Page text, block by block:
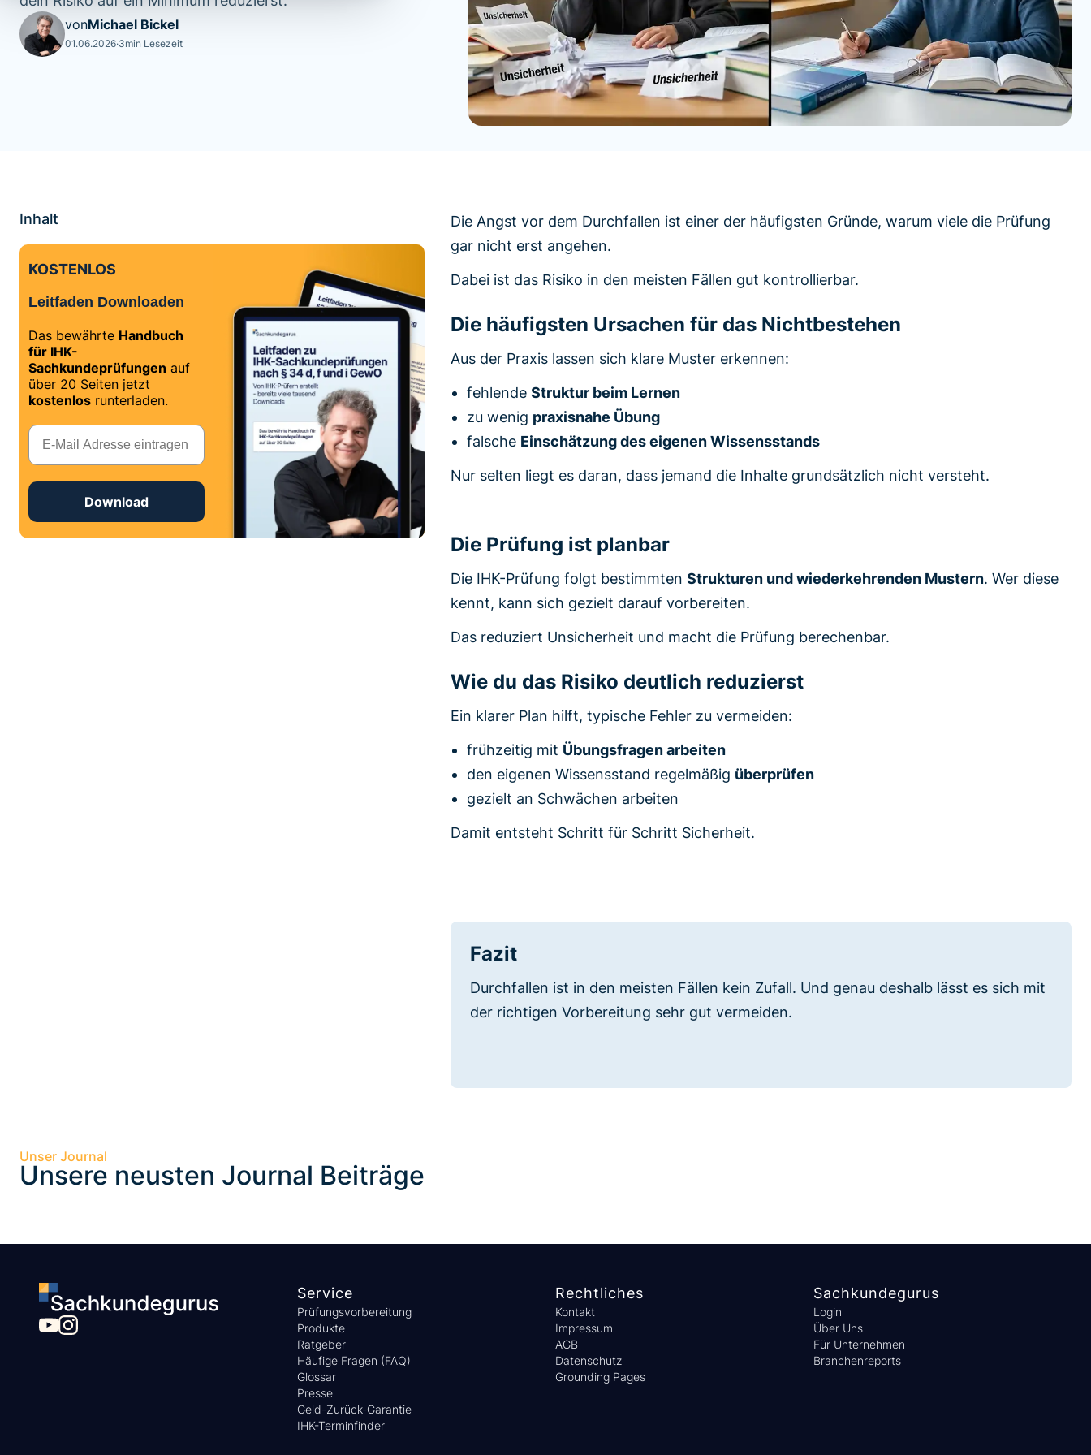
vonMichael Bickel
01.06.2026·3min Lesezeit
Inhalt
KOSTENLOS
Leitfaden Downloaden
Das bewährte Handbuch
für IHK-
Sachkundeprüfungen auf
über 20 Seiten jetzt
kostenlos runterladen.
E-Mail
Download
Die Angst vor dem Durchfallen ist einer der häufigsten Gründe, warum viele die Prüfung
gar nicht erst angehen.
Dabei ist das Risiko in den meisten Fällen gut kontrollierbar.
Die häufigsten Ursachen für das Nichtbestehen
Aus der Praxis lassen sich klare Muster erkennen:
fehlendeStruktur beim Lernen
zu wenig praxisnahe Übung
falsche Einschätzung des eigenen Wissensstands
Nur selten liegt es daran, dass jemand die Inhalte grundsätzlich nicht versteht.
Die Prüfung ist planbar
Die IHK-Prüfung folgt bestimmtenStrukturen und wiederkehrenden Mustern. Wer diese
kennt, kann sich gezielt darauf vorbereiten.
Das reduziert Unsicherheit und macht die Prüfung berechenbar.
Wie du das Risiko deutlich reduzierst
Ein klarer Plan hilft, typische Fehler zu vermeiden:
frühzeitig mit Übungsfragen arbeiten
den eigenen Wissensstand regelmäßig überprüfen
gezielt an Schwächen arbeiten
Damit entsteht Schritt für Schritt Sicherheit.
Fazit
Durchfallen ist in den meisten Fällen kein Zufall. Und genau deshalb lässt es sich mit
der richtigen Vorbereitung sehr gut vermeiden.
Unser Journal
Unsere neusten Journal Beiträge
Service
Prüfungsvorbereitung
Produkte
Ratgeber
Häufige Fragen (FAQ)
Glossar
Presse
Geld-Zurück-Garantie
IHK-Terminfinder
Rechtliches
Kontakt
Impressum
AGB
Datenschutz
Grounding Pages
Sachkundegurus
Login
Über Uns
Für Unternehmen
Branchenreports